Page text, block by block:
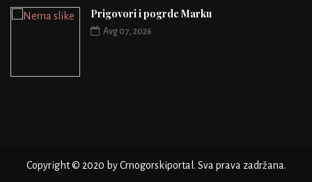
Prigovori i pogrde Marku
Avg 07, 2026
Copyright © 2020 by Crnogorskiportal. Sva prava zadržana.